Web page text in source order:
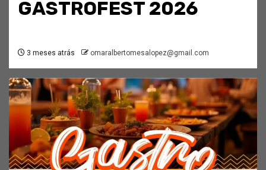
GASTROFEST 2026
3 meses atrás omaralbertomesalopez@gmail.com